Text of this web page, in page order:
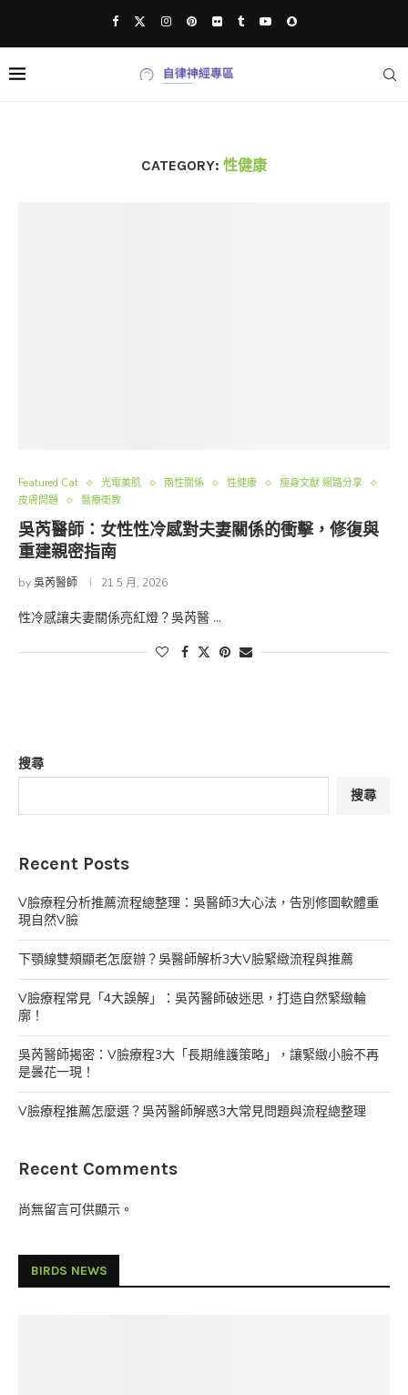
CATEGORY: 性健康
Featured Cat 光電美肌 兩性關係 性健康
瘦身文獻 網路分享
皮膚問題
醫療衛教
吳芮醫師：女性性冷感對夫妻關係的衝擊，修復與
重建親密指南
by吳芮醫師 21 5 月, 2026
性冷感讓夫妻關係亮紅燈？吳芮醫 …
搜尋
搜尋
Recent Posts
V臉療程分析推薦流程總整理：吳醫師3大心法，告別修圖軟體重
現自然V臉
下顎線雙頰顯老怎麼辦？吳醫師解析3大V臉緊緻流程與推薦
V臉療程常見「4大誤解」：吳芮醫師破迷思，打造自然緊緻輪
廓！
吳芮醫師揭密：V臉療程3大「長期維護策略」，讓緊緻小臉不再
是曇花一現！
V臉療程推薦怎麼選？吳芮醫師解惑3大常見問題與流程總整理
Recent Comments
尚無留言可供顯示。
BIRDS NEWS